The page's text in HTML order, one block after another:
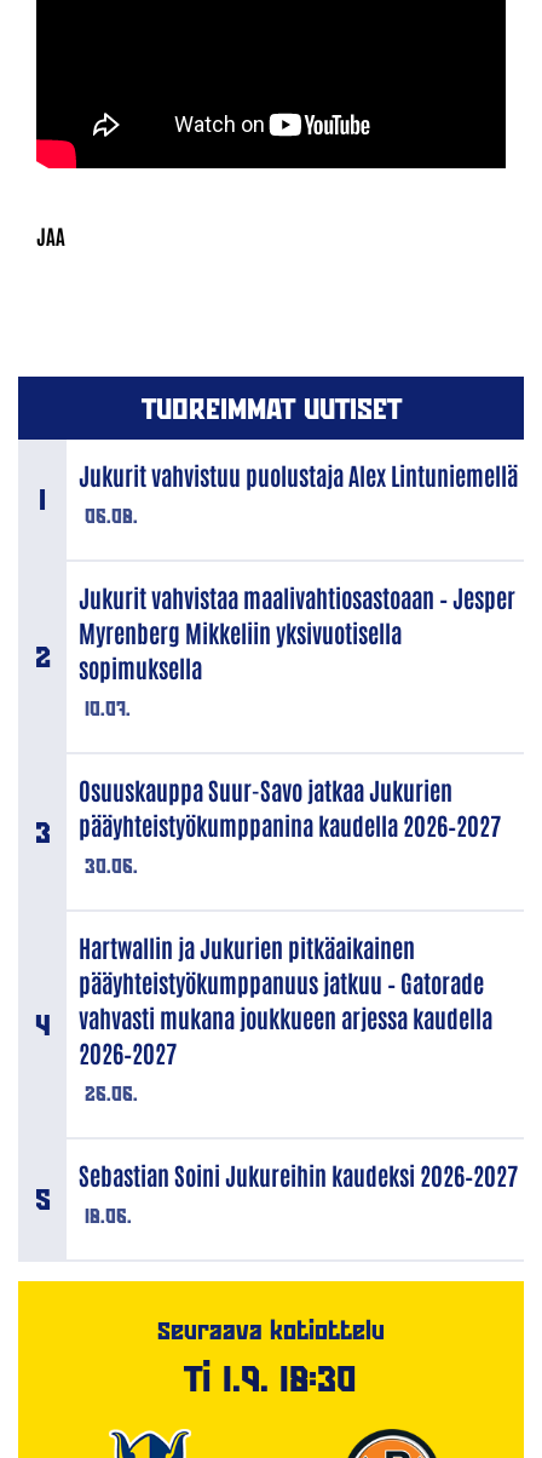
TUOREIMMAT UUTISET
06.08.
Jukurit vahvistuu puolustaja Alex Lintuniemellä
10.07.
Jukurit vahvistaa maalivahtiosastoaan – Jesper
Myrenberg Mikkeliin yksivuotisella
sopimuksella
30.06.
Osuuskauppa Suur-Savo jatkaa Jukurien
pääyhteistyökumppanina kaudella 2026–2027
26.06.
Hartwallin ja Jukurien pitkäaikainen
pääyhteistyökumppanuus jatkuu – Gatorade
vahvasti mukana joukkueen arjessa kaudella
2026–2027
18.06.
Sebastian Soini Jukureihin kaudeksi 2026–2027
Seuraava kotiottelu
Ti 1.9. 18:30